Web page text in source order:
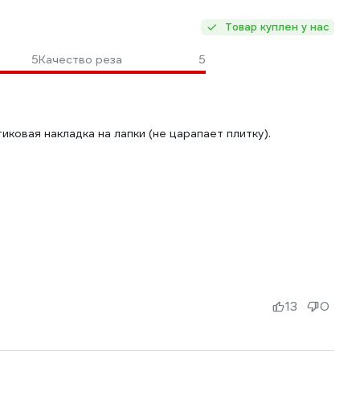
Товар куплен у нас
5Качество реза 5
накладка на лапки (не царапает плитку).
13 0